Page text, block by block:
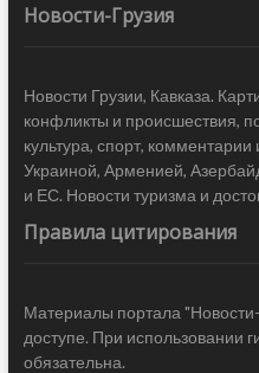
Новости-Грузия
Новости Грузии, Кавказа.
конфликты и происшествия,
культура, спорт,
Украиной, Арменией,
и ЕС. Новости туризма и
Правила цитирования
Материалы портала
доступе. При использовании
обязательна.